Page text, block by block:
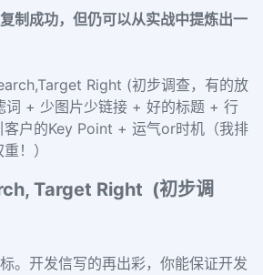
制成功，但仍可以从实战中提炼出一
Right (初步调查，有的放
词 + 少图片少链接 + 好的标题 + 行
户的Key Point + 运气or时机（我排
！）
Target Right (初步调
。开发信写的再出彩，你能保证开发